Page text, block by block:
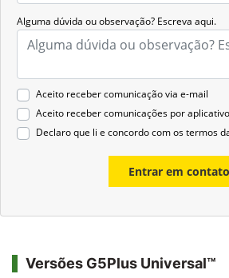
Alguma dúvida ou observação? Escreva aqui.
Aceito receber comunicação via e-mail
Aceito receber comunicações por
Declaro que li e concordo com os termos
Entrar em contato
Versões G5Plus Universal™